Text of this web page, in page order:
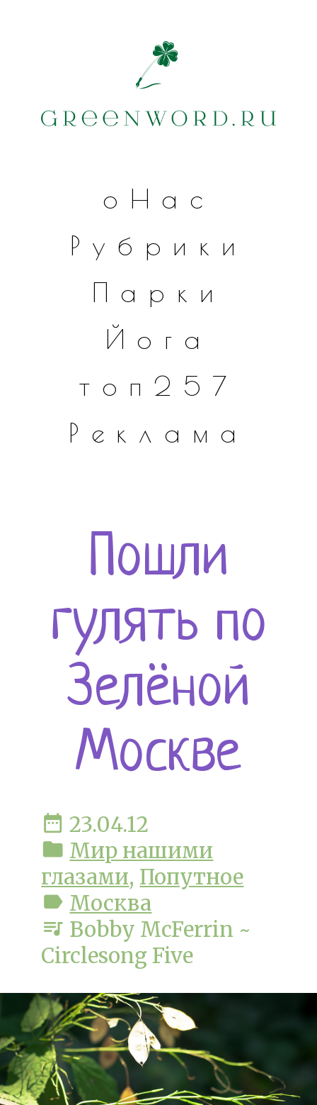
оНас
Рубрики
Парки
Йога
топ257
Реклама
Пошли
гулять по
Зелёной
Москве
date_range 23.04.12
folder Мир нашими
глазами, Попутное
label Москва
queue_music Bobby McFerrin ~
Circlesong Five